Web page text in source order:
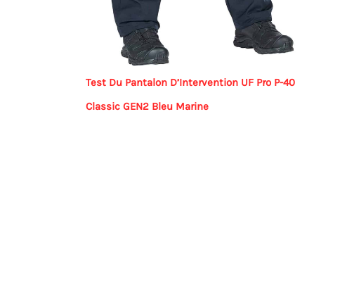
Test Du Pantalon D’Intervention UF Pro P-40
Classic GEN2 Bleu Marine